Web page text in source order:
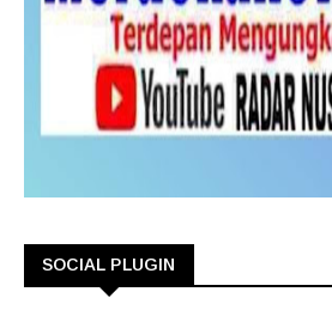
SOCIAL PLUGIN